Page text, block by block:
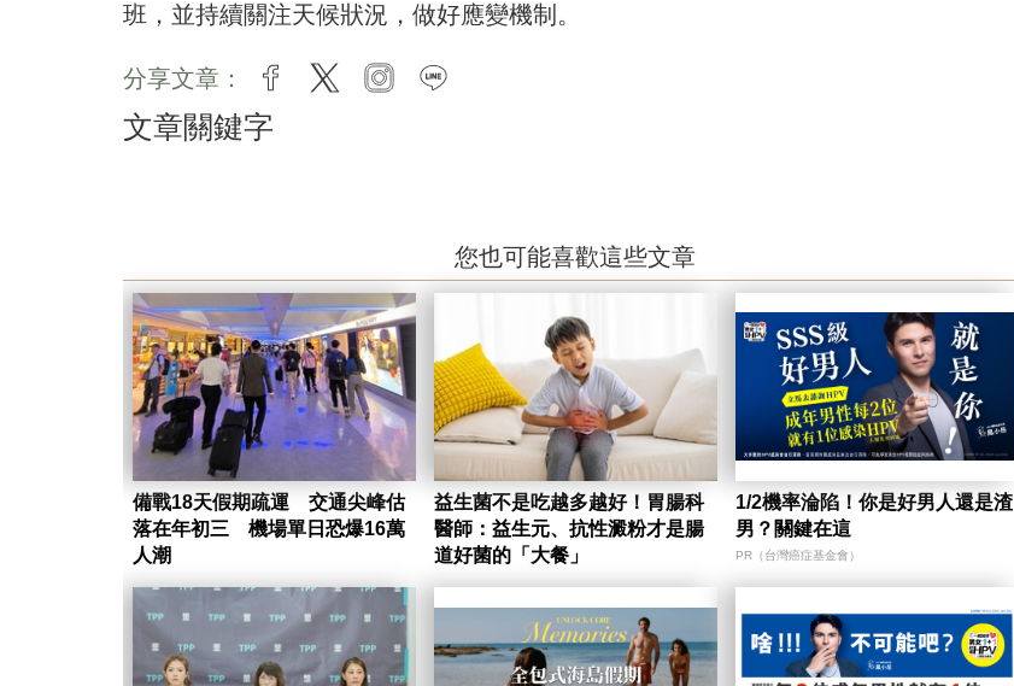
班，並持續關注天候狀況，做好應變機制。
分享文章： facebook
twitter instagram
文章關鍵字
您也可能喜歡這些文章
備戰18天假期疏運 交通尖峰估
落在年初三 機場單日恐爆16萬
人潮
益生菌不是吃越多越好！胃腸科
醫師：益生元、抗性澱粉才是腸
道好菌的「大餐」
1/2機率淪陷！你是好男人還是渣
男？關鍵在這
PR（台灣癌症基金會）